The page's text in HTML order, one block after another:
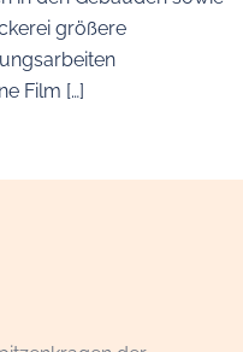
größere
Film […]